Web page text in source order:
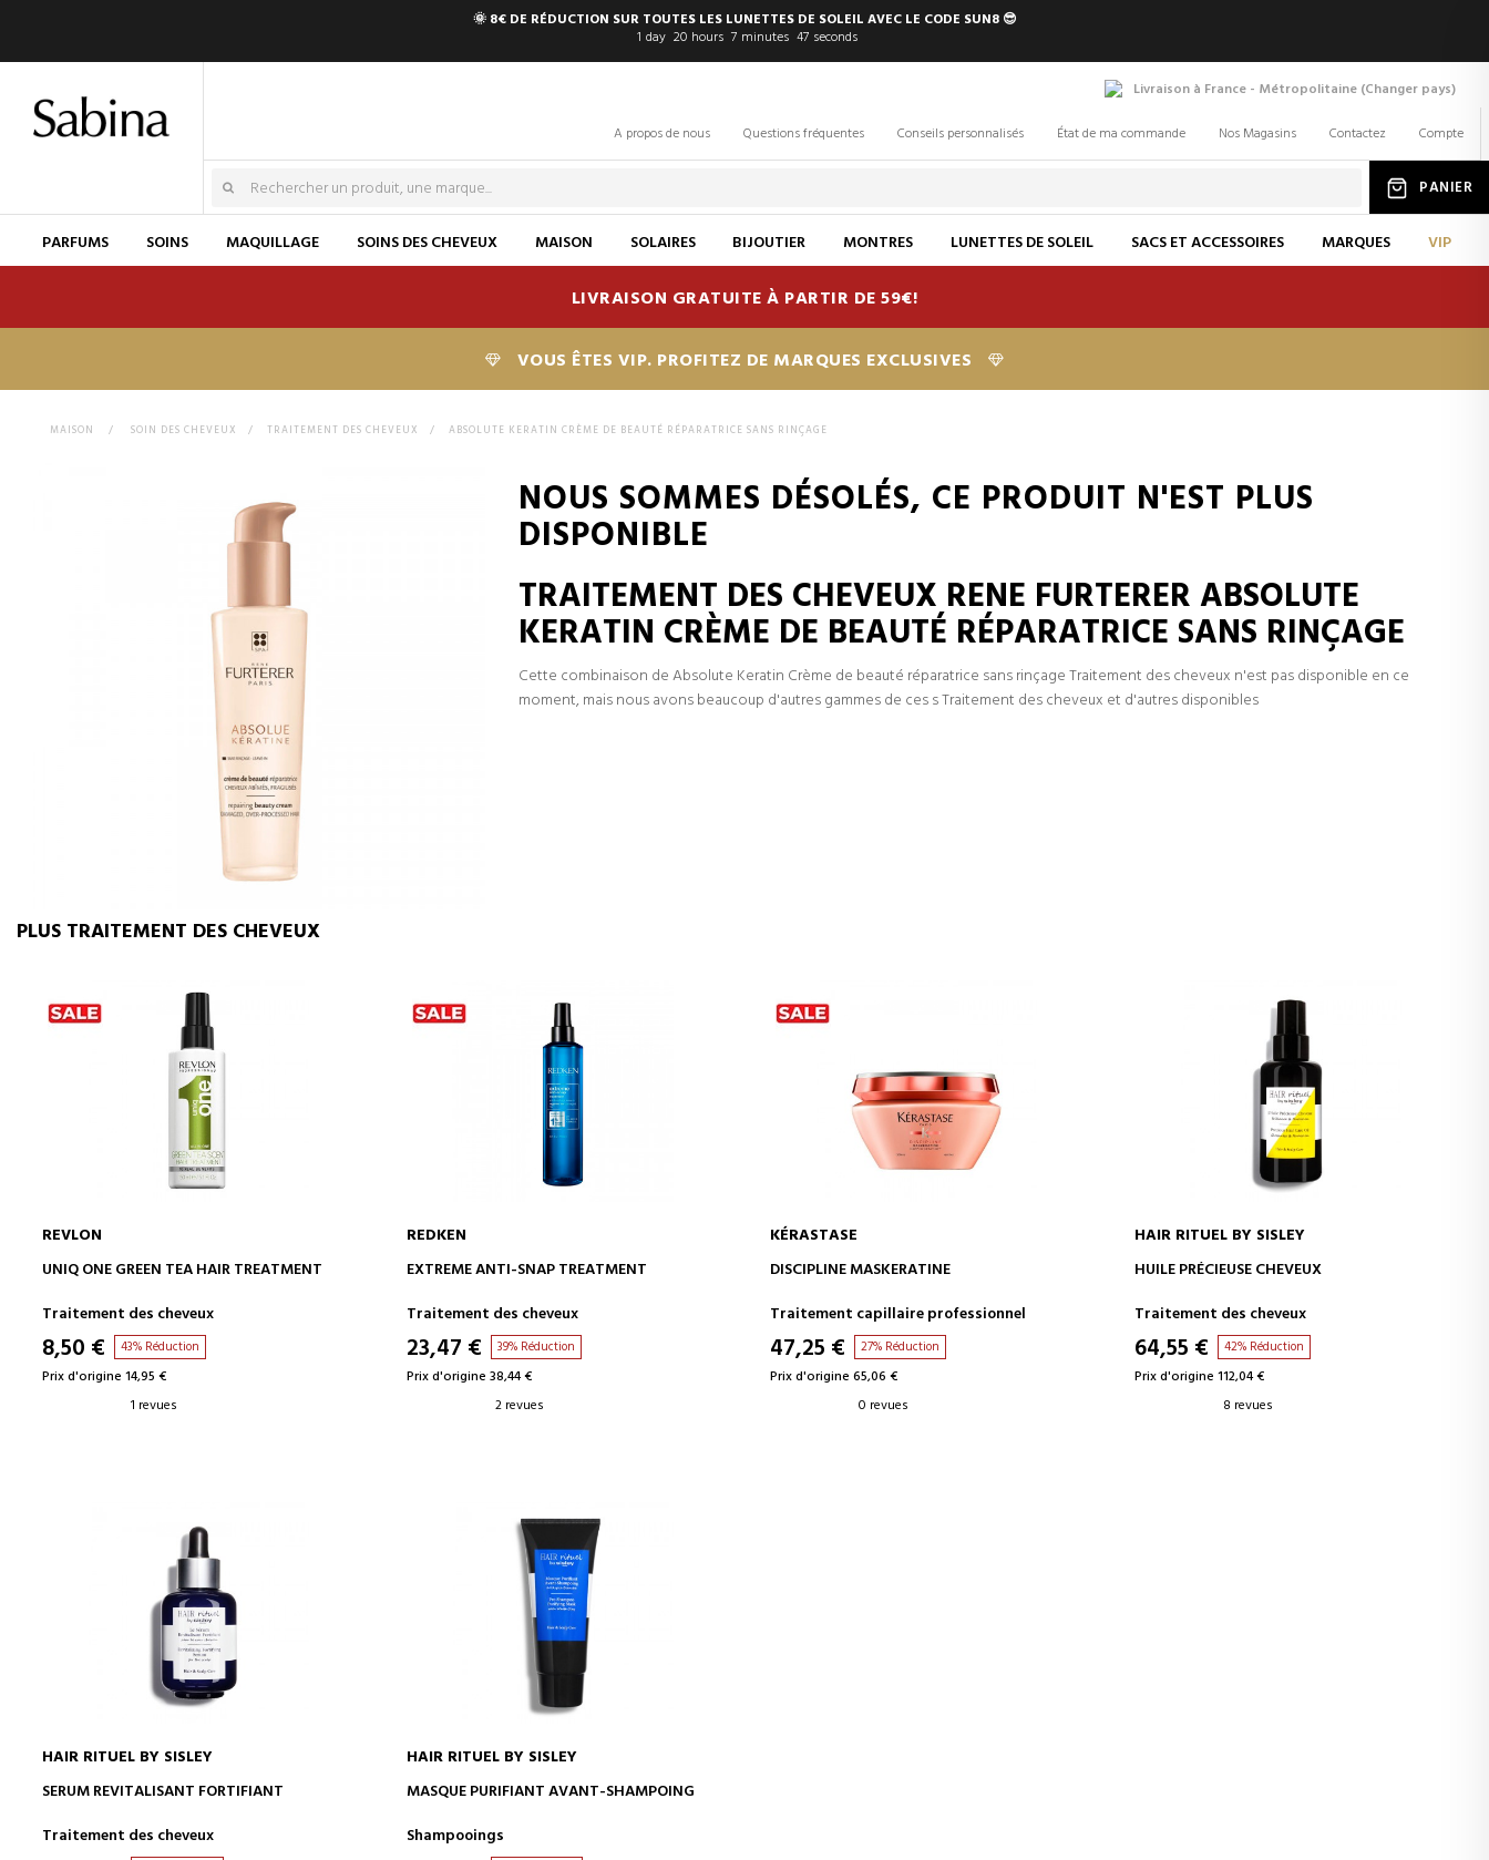
🌞 8€ DE RÉDUCTION SUR TOUTES LES LUNETTES DE SOLEIL AVEC LE CODE SUN8 😎
1 day 20 hours 7 minutes 46 seconds
Livraison à France - Métropolitaine (Changer pays)
A propos de nous
Questions fréquentes Conseils personnalisés État de ma commande Nos Magasins Contactez Compte
PANIER
PARFUMS SOINS MAQUILLAGE SOINS DES CHEVEUX MAISON SOLAIRES BIJOUTIER MONTRES LUNETTES DE SOLEIL SACS ET ACCESSOIRES MARQUES VIP
LIVRAISON GRATUITE À PARTIR DE 59€!
VOUS ÊTES VIP. PROFITEZ DE MARQUES EXCLUSIVES
MAISON > SOIN DES CHEVEUX > TRAITEMENT DES CHEVEUX > ABSOLUTE KERATIN CRÈME DE BEAUTÉ RÉPARATRICE SANS RINÇAGE
NOUS SOMMES DÉSOLÉS, CE PRODUIT N'EST PLUS
DISPONIBLE
TRAITEMENT DES CHEVEUX RENE FURTERER ABSOLUTE
KERATIN CRÈME DE BEAUTÉ RÉPARATRICE SANS RINÇAGE
Cette combinaison de Absolute Keratin Crème de beauté réparatrice sans rinçage Traitement des cheveux n'est pas disponible en ce
moment, mais nous avons beaucoup d'autres gammes de ces s Traitement des cheveux et d'autres disponibles
PLUS TRAITEMENT DES CHEVEUX
AJOUTER AU PANIER
REVLON
UNIQ ONE GREEN TEA HAIR TREATMENT
Traitement des cheveux
8,50 € 43% Réduction
Prix d'origine 14,95 €
1 revues
AJOUTER AU PANIER
REDKEN
EXTREME ANTI-SNAP TREATMENT
Traitement des cheveux
23,47 € 39% Réduction
Prix d'origine 38,44 €
2 revues
AJOUTER AU PANIER
KÉRASTASE
DISCIPLINE MASKERATINE
Traitement capillaire professionnel
47,25 € 27% Réduction
Prix d'origine 65,06 €
0 revues
AJOUTER AU PANIER
HAIR RITUEL BY SISLEY
HUILE PRÉCIEUSE CHEVEUX
Traitement des cheveux
64,55 € 42% Réduction
Prix d'origine 112,04 €
8 revues
AJOUTER AU PANIER
HAIR RITUEL BY SISLEY
SERUM REVITALISANT FORTIFIANT
Traitement des cheveux
AJOUTER AU PANIER
HAIR RITUEL BY SISLEY
MASQUE PURIFIANT AVANT-SHAMPOING
Shampooings